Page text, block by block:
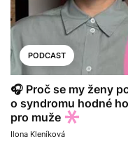
PODCAST
🎧 Proč se my ženy
o syndromu hodné
pro muže
Ilona Kleníková